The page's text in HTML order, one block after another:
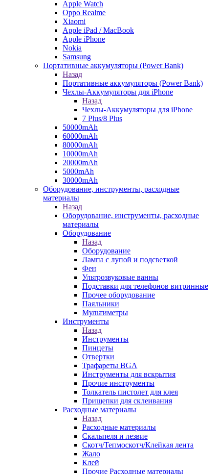
Apple Watch
Oppo Realme
Xiaomi
Apple iPad / MacBook
Apple iPhone
Nokia
Samsung
Портативные аккумуляторы (Power Bank)
Назад
Портативные аккумуляторы (Power Bank)
Чехлы-Аккумуляторы для iPhone
Назад
Чехлы-Аккумуляторы для iPhone
7 Plus/8 Plus
50000mAh
60000mAh
80000mAh
10000mAh
20000mAh
5000mAh
30000mAh
Оборудование, инструменты, расходные
материалы
Назад
Оборудование, инструменты, расходные
материалы
Оборудование
Назад
Оборудование
Лампа с лупой и подсветкой
Фен
Ультрозвуковые ванны
Подставки для телефонов витринные
Прочее оборудование
Паяльники
Мультиметры
Инструменты
Назад
Инструменты
Пинцеты
Отвертки
Трафареты BGA
Инструменты для вскрытия
Прочие инструменты
Толкатель пистолет для клея
Прищепки для склеивания
Расходные материалы
Назад
Расходные материалы
Скальпеля и лезвие
Скотч/Тепмоскотч/Клейкая лента
Жало
Клей
Прочие Расходные материалы